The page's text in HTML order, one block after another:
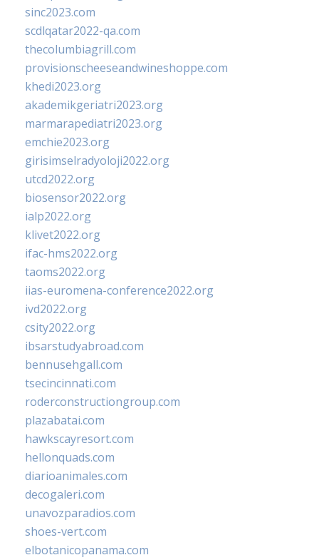
sinc2023.com
scdlqatar2022-qa.com
thecolumbiagrill.com
provisionscheeseandwineshoppe.com
khedi2023.org
akademikgeriatri2023.org
marmarapediatri2023.org
emchie2023.org
girisimselradyoloji2022.org
utcd2022.org
biosensor2022.org
ialp2022.org
klivet2022.org
ifac-hms2022.org
taoms2022.org
iias-euromena-conference2022.org
ivd2022.org
csity2022.org
ibsarstudyabroad.com
bennusehgall.com
tsecincinnati.com
roderconstructiongroup.com
plazabatai.com
hawkscayresort.com
hellonquads.com
diarioanimales.com
decogaleri.com
unavozparadios.com
shoes-vert.com
elbotanicopanama.com